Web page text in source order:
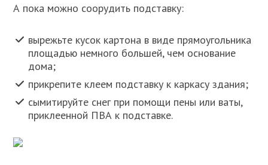
А пока можно соорудить подставку:
вырежьте кусок картона в виде прямоугольника
площадью немного большей, чем основание
дома;
прикрепите клеем подставку к каркасу здания;
сымитируйте снег при помощи пены или ваты,
приклеенной ПВА к подставке.